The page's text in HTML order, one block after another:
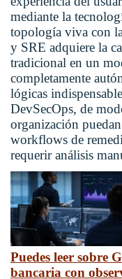
mediante la
topología viva con
y SRE adquiere la
tradicional en un
completamente
lógicas
DevSecOps, de
organización
workflows de
requerir análisis
Puedes leer sobre
bancaria con